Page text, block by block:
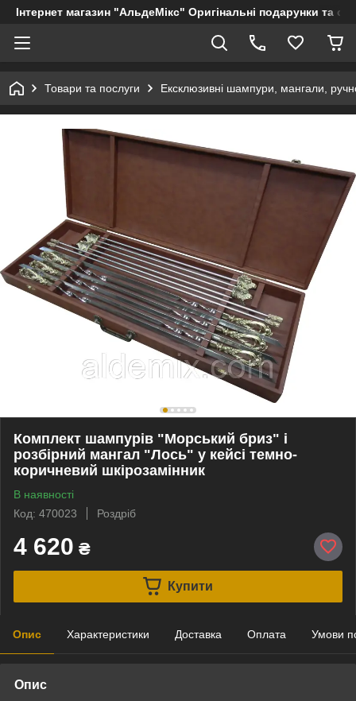
Інтернет магазин "АльдеМікс" Оригінальні подарунки та
Товари та послуги Ексклюзивні шампури, мангали,
Комплект шампурів "Морський бриз" і
розбірний мангал "Лось" у кейсі темно-
коричневий шкірозамінник
В наявності
Код: 470023
Роздріб
4 620 ₴
Купити
Опис Характеристики Доставка Оплата Умови
Опис